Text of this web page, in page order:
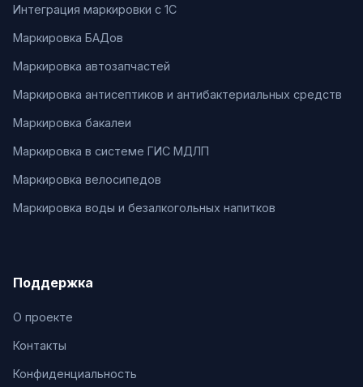
Интеграция маркировки с 1С
Маркировка БАДов
Маркировка автозапчастей
Маркировка антисептиков и антибактериальных средств
Маркировка бакалеи
Маркировка в системе ГИС МДЛП
Маркировка велосипедов
Маркировка воды и безалкогольных напитков
Поддержка
О проекте
Контакты
Конфиденциальность